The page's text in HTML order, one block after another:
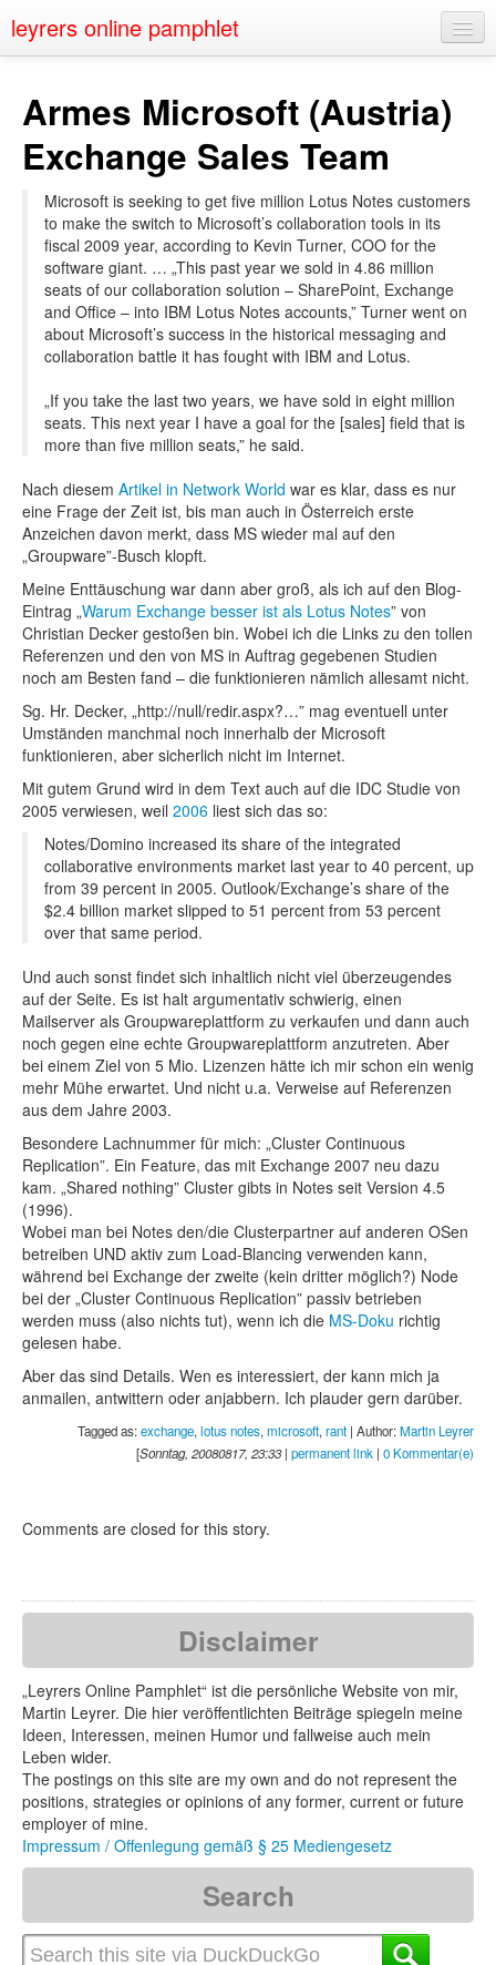
leyrers online pamphlet
About
Public Speaking
Nerd Events
Contact
Armes Microsoft (Austria)
Exchange Sales Team
Microsoft is seeking to get five million Lotus Notes customers
to make the switch to Microsoft’s collaboration tools in its
fiscal 2009 year, according to Kevin Turner, COO for the
software giant. … „This past year we sold in 4.86 million
seats of our collaboration solution – SharePoint, Exchange
and Office – into IBM Lotus Notes accounts,” Turner went on
about Microsoft’s success in the historical messaging and
collaboration battle it has fought with IBM and Lotus.
„If you take the last two years, we have sold in eight million
seats. This next year I have a goal for the [sales] field that is
more than five million seats,” he said.
Nach diesem Artikel in Network World war es klar, dass es nur
eine Frage der Zeit ist, bis man auch in Österreich erste
Anzeichen davon merkt, dass MS wieder mal auf den
„Groupware”-Busch klopft.
Meine Enttäuschung war dann aber groß, als ich auf den Blog-
Eintrag „Warum Exchange besser ist als Lotus Notes” von
Christian Decker gestoßen bin. Wobei ich die Links zu den tollen
Referenzen und den von MS in Auftrag gegebenen Studien
noch am Besten fand – die funktionieren nämlich allesamt nicht.
Sg. Hr. Decker, „http://null/redir.aspx?…” mag eventuell unter
Umständen manchmal noch innerhalb der Microsoft
funktionieren, aber sicherlich nicht im Internet.
Mit gutem Grund wird in dem Text auch auf die IDC Studie von
2005 verwiesen, weil 2006 liest sich das so:
Notes/Domino increased its share of the integrated
collaborative environments market last year to 40 percent, up
from 39 percent in 2005. Outlook/Exchange’s share of the
$2.4 billion market slipped to 51 percent from 53 percent
over that same period.
Und auch sonst findet sich inhaltlich nicht viel überzeugendes
auf der Seite. Es ist halt argumentativ schwierig, einen
Mailserver als Groupwareplattform zu verkaufen und dann auch
noch gegen eine echte Groupwareplattform anzutreten. Aber
bei einem Ziel von 5 Mio. Lizenzen hätte ich mir schon ein wenig
mehr Mühe erwartet. Und nicht u.a. Verweise auf Referenzen
aus dem Jahre 2003.
Besondere Lachnummer für mich: „Cluster Continuous
Replication”. Ein Feature, das mit Exchange 2007 neu dazu
kam. „Shared nothing” Cluster gibts in Notes seit Version 4.5
(1996).
Wobei man bei Notes den/die Clusterpartner auf anderen OSen
betreiben UND aktiv zum Load-Blancing verwenden kann,
während bei Exchange der zweite (kein dritter möglich?) Node
bei der „Cluster Continuous Replication” passiv betrieben
werden muss (also nichts tut), wenn ich die MS-Doku richtig
gelesen habe.
Aber das sind Details. Wen es interessiert, der kann mich ja
anmailen, antwittern oder anjabbern. Ich plauder gern darüber.
Tagged as:exchange, lotus notes, microsoft, rant | Author:Martin Leyrer
[Sonntag, 20080817, 23:33| permanent link | 0 Kommentar(e)
Comments are closed for this story.
Disclaimer
„Leyrers Online Pamphlet“ ist die persönliche Website von mir,
Martin Leyrer. Die hier veröffentlichten Beiträge spiegeln meine
Ideen, Interessen, meinen Humor und fallweise auch mein
Leben wider.
The postings on this site are my own and do not represent the
positions, strategies or opinions of any former, current or future
employer of mine.
Impressum / Offenlegung gemäß § 25 Mediengesetz
Search